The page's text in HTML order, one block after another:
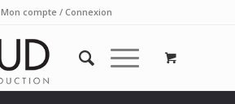
Mon compte / Connexion